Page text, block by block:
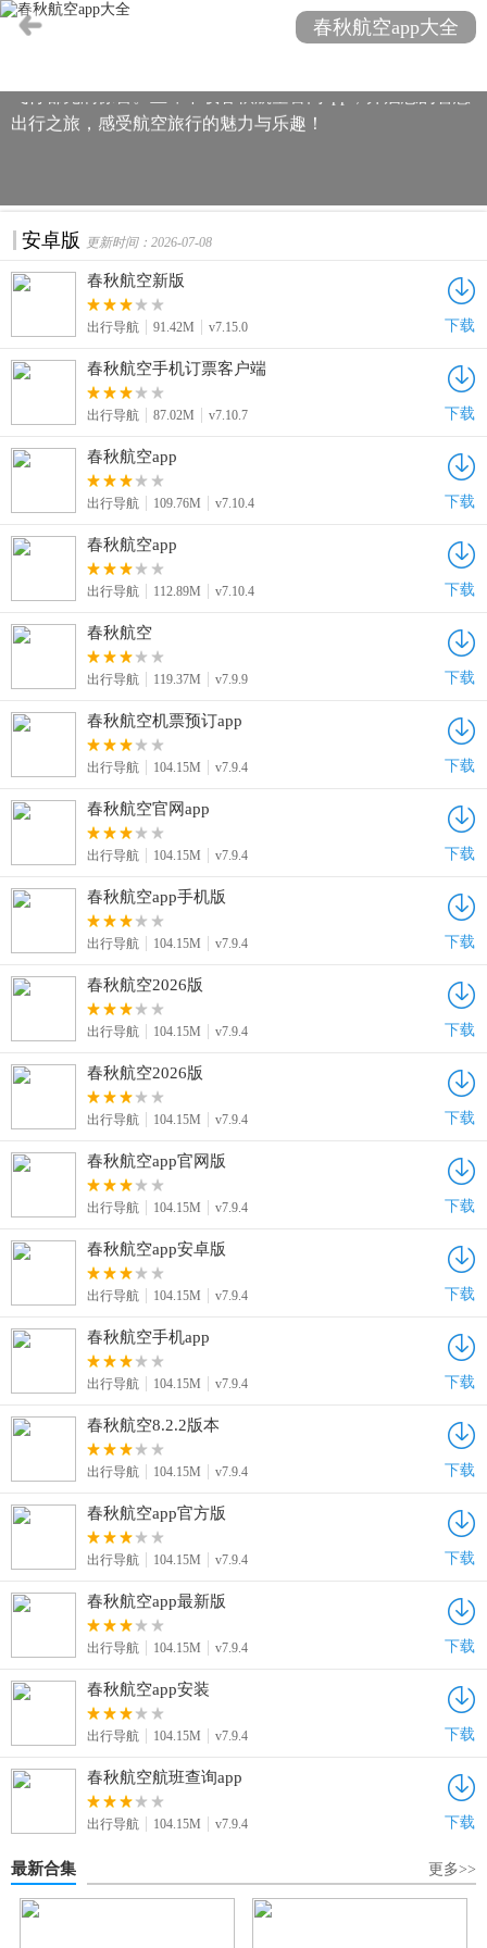
行的首选。无论是机票预订、航班动态查询，还是在线值
机、无缝登机体验，都能让您享受前所未有的便捷。此外，
飞行都充满惊喜。立即下载春秋航空官网app，开启您的智慧
出行之旅，感受航空旅行的魅力与乐趣！
春秋航空app大全
安卓版 更新时间：2026-07-08
春秋航空新版
出行导航 91.42M v7.15.0 下载
春秋航空手机订票客户端
出行导航 87.02M v7.10.7 下载
春秋航空app
出行导航 109.76M v7.10.4 下载
春秋航空app
出行导航 112.89M v7.10.4 下载
春秋航空
出行导航 119.37M v7.9.9 下载
春秋航空机票预订app
出行导航 104.15M v7.9.4 下载
春秋航空官网app
出行导航 104.15M v7.9.4 下载
春秋航空app手机版
出行导航 104.15M v7.9.4 下载
春秋航空2026版
出行导航 104.15M v7.9.4 下载
春秋航空2026版
出行导航 104.15M v7.9.4 下载
春秋航空app官网版
出行导航 104.15M v7.9.4 下载
春秋航空app安卓版
出行导航 104.15M v7.9.4 下载
春秋航空手机app
出行导航 104.15M v7.9.4 下载
春秋航空8.2.2版本
出行导航 104.15M v7.9.4 下载
春秋航空app官方版
出行导航 104.15M v7.9.4 下载
春秋航空app最新版
出行导航 104.15M v7.9.4 下载
春秋航空app安装
出行导航 104.15M v7.9.4 下载
春秋航空航班查询app
出行导航 104.15M v7.9.4 下载
最新合集 更多>>